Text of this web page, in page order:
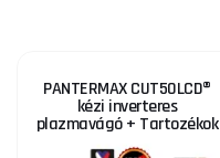
PANTERMAX CUT50LCD®
kézi inverteres
plazmavágó + Tartozékok